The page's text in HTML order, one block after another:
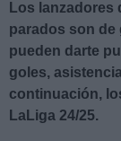
Los lanzadores
parados son de
pueden darte
goles,
continuación,
LaLiga 24/25.